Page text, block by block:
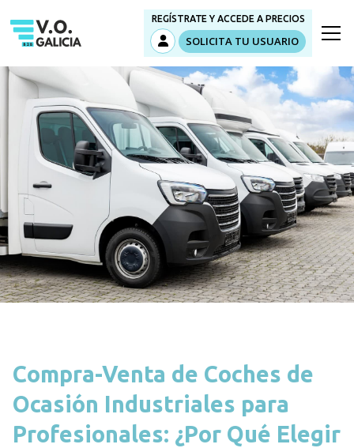
REGÍSTRATE Y ACCEDE A PRECIOS
SOLICITA TU USUARIO
Compra-Venta de Coches de
Ocasión Industriales para
Profesionales: ¿Por Qué Elegir